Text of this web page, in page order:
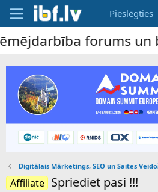
Pieslēgties
forums un
Digitālais Mārketings, SEO un Saites
Affiliate Spriediet pasi !!!